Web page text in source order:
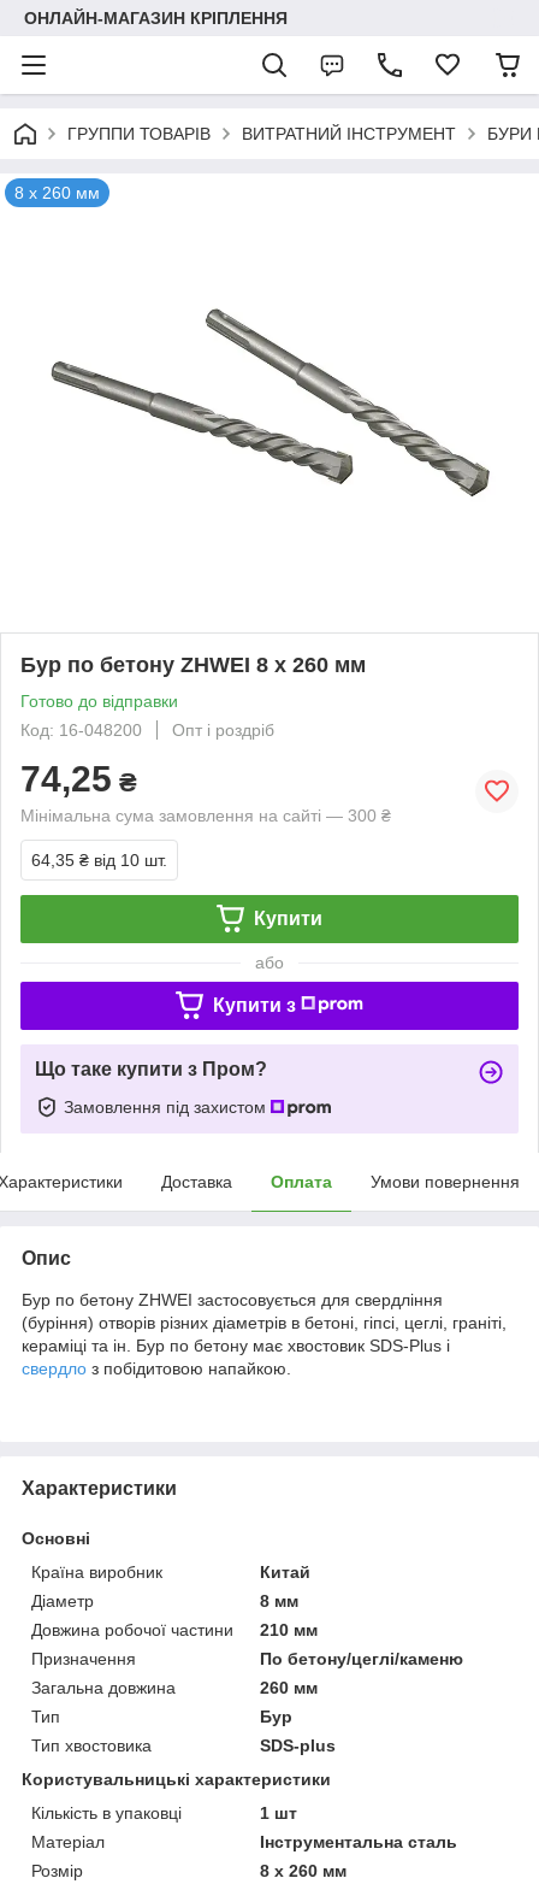
ОНЛАЙН-МАГАЗИН КРІПЛЕННЯ
ГРУППИ ТОВАРІВ ВИТРАТНИЙ ІНСТРУМЕНТ БУРИ
8 х 260 мм
Бур по бетону ZHWEI 8 х 260 мм
Готово до відправки
Код: 16-048200
Опт і роздріб
74,25 ₴
Мінімальна сума замовлення на сайті — 300 ₴
64,35 ₴ від 10 шт.
Купити
або
Купити з
Що таке купити з Пром?
Замовлення під захистом
Доставка Оплата Умови повернення
Опис
Бур по бетону ZHWEI застосовується для свердління
(буріння) отворів різних діаметрів в бетоні, гіпсі, цеглі, граніті,
кераміці та ін. Бур по бетону має хвостовик SDS-Plus і
свердло з побідитовою напайкою.
Характеристики
Основні
Країна виробник
Китай
Діаметр
8 мм
Довжина робочої частини
210 мм
Призначення
По бетону/цеглі/каменю
Загальна довжина
260 мм
Тип
Бур
Тип хвостовика
SDS-plus
Користувальницькі характеристики
Кількість в упаковці
1 шт
Матеріал
Інструментальна сталь
Розмір
8 х 260 мм